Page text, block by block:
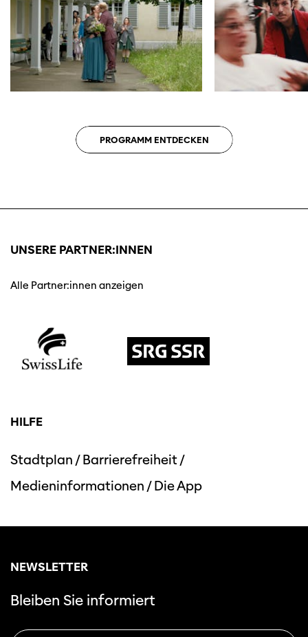
PROGRAMM ENTDECKEN
UNSERE PARTNER:INNEN
Alle Partner:innen anzeigen
HILFE
Stadtplan /Barrierefreiheit/
Medieninformationen /Die App
NEWSLETTER
Bleiben Sie informiert